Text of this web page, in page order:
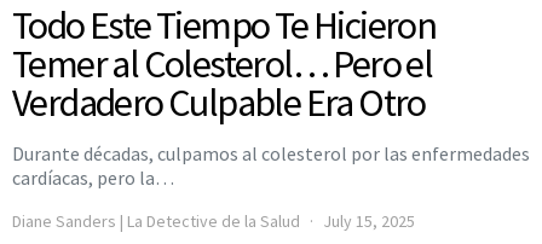
Todo Este Tiempo Te Hicieron
Temer al Colesterol… Pero el
Verdadero Culpable Era Otro
Durante décadas, culpamos al colesterol por las enfermedades
cardíacas, pero la…
Diane Sanders | La Detective de la Salud July 15, 2025